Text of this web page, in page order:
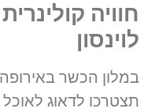
חוויה
לוינסון
במלון הכשר
תצטרכו לדאוג